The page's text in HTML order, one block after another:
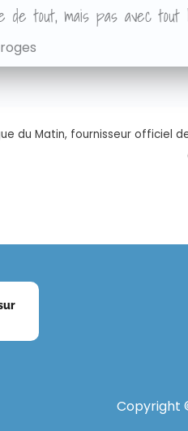
tout, mais pas avec tout
du Matin, fournisseur officiel
Copyright